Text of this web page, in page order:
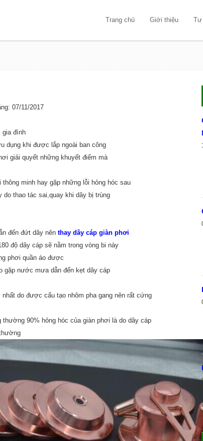
Trang chủ Giới thiệu Tư
07/11/2017
gia đình
dụng khi được lắp ngoài ban công
giải quyết những khuyết điểm mà
minh hay gặp những lỗi hỏng hóc sau
do thao tác sai,quay khi dây bị trùng
đến đứt dây nên thay dây cáp giàn phơi
độ dây cáp sẽ nằm trong vòng bi này
phơi quần áo được
gặp nước mưa dẫn đến kẹt dây cáp
do được cấu tạo nhôm pha gang nên rất cứng
90% hỏng hóc của giàn phơi là do dây cáp